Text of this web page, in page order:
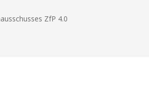
ZfP 4.0